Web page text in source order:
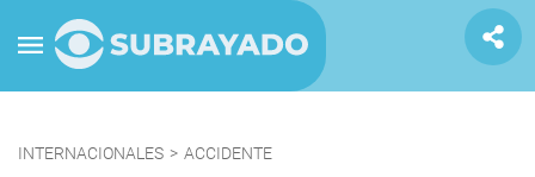
INTERNACIONALES > ACCIDENTE